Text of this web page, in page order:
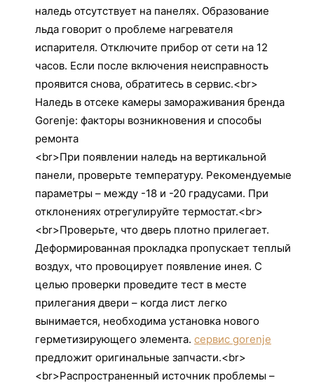
наледь отсутствует на панелях. Образование
льда говорит о проблеме нагревателя
испарителя. Отключите прибор от сети на 12
часов. Если после включения неисправность
проявится снова, обратитесь в сервис.<br>
Наледь в отсеке камеры замораживания бренда
Gorenje: факторы возникновения и способы
ремонта
<br>При появлении наледь на вертикальной
панели, проверьте температуру. Рекомендуемые
параметры – между -18 и -20 градусами. При
отклонениях отрегулируйте термостат.<br>
<br>Проверьте, что дверь плотно прилегает.
Деформированная прокладка пропускает теплый
воздух, что провоцирует появление инея. С
целью проверки проведите тест в месте
прилегания двери – когда лист легко
вынимается, необходима установка нового
герметизирующего элемента. сервис gorenje
предложит оригинальные запчасти.<br>
<br>Распространенный источник проблемы –